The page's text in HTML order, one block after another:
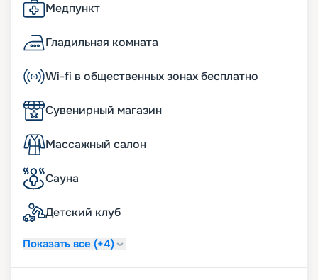
Медпункт
Гладильная комната
Wi-fi в общественных зонах бесплатно
Сувенирный магазин
Массажный салон
Сауна
Детский клуб
Показать все (+4)